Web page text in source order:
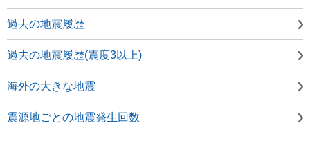
過去の地震履歴
過去の地震履歴(震度3以上)
海外の大きな地震
震源地ごとの地震発生回数